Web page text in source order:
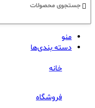
منو
دسته بندی‌ها
خانه
فروشگاه